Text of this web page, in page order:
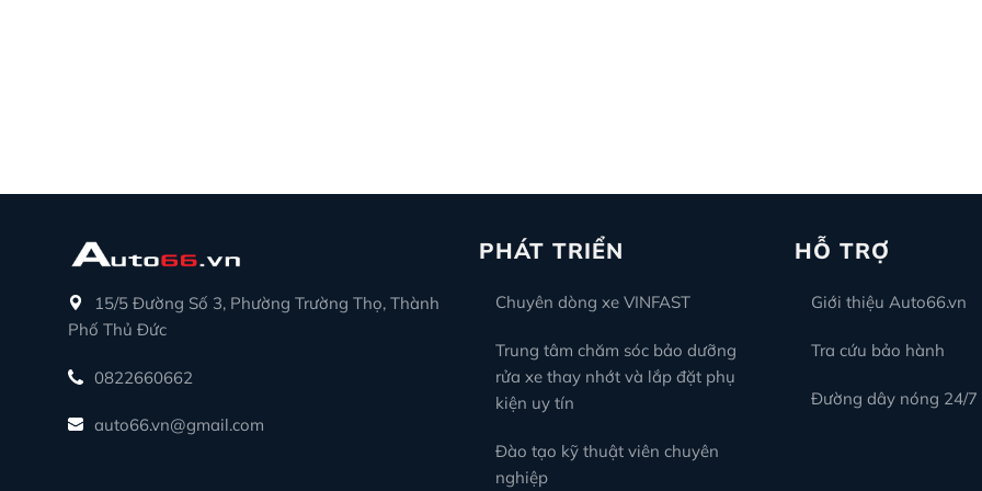
15/5 Đường Số 3, Phường Trường Thọ, Thành
Phố Thủ Đức
0822660662
auto66.vn@gmail.com
PHÁT TRIỂN
Chuyên dòng xe VINFAST
Trung tâm chăm sóc bảo dưỡng
rửa xe thay nhớt và lắp đặt phụ
kiện uy tín
Đào tạo kỹ thuật viên chuyên
nghiệp
HỖ TRỢ
Giới thiệu Auto66.vn
Tra cứu bảo hành
Đường dây nóng 24/7